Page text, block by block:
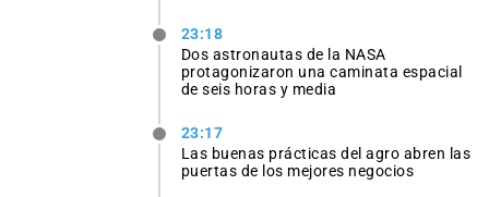
23:18
Dos astronautas de la NASA
protagonizaron una caminata espacial
de seis horas y media
23:17
Las buenas prácticas del agro abren las
puertas de los mejores negocios